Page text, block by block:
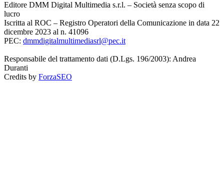
Editore DMM Digital Multimedia s.r.l. – Società senza scopo di
lucro
Iscritta al ROC – Registro Operatori della Comunicazione in data 22
dicembre 2023 al n. 41096
PEC: dmmdigitalmultimediasrl@pec.it
Responsabile del trattamento dati (D.Lgs. 196/2003): Andrea
Duranti
Credits by ForzaSEO